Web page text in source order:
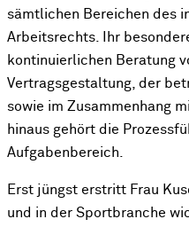
sämtlichen Bereichen des
Arbeitsrechts. Ihr
kontinuierlichen Beratung
Vertragsgestaltung, der
sowie im Zusammenhang
hinaus gehört die
Aufgabenbereich.
Erst jüngst erstritt Frau
und in der Sportbranche